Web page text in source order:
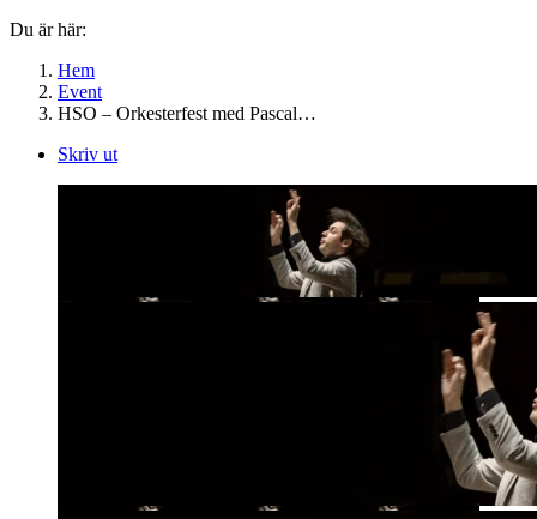
Du är här:
Hem
Event
HSO – Orkesterfest med Pascal…
Skriv ut